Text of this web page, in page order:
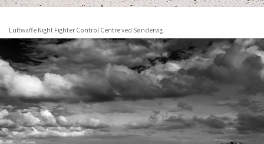
Luftwaffe Night Fighter Control Centre ved Søndervig